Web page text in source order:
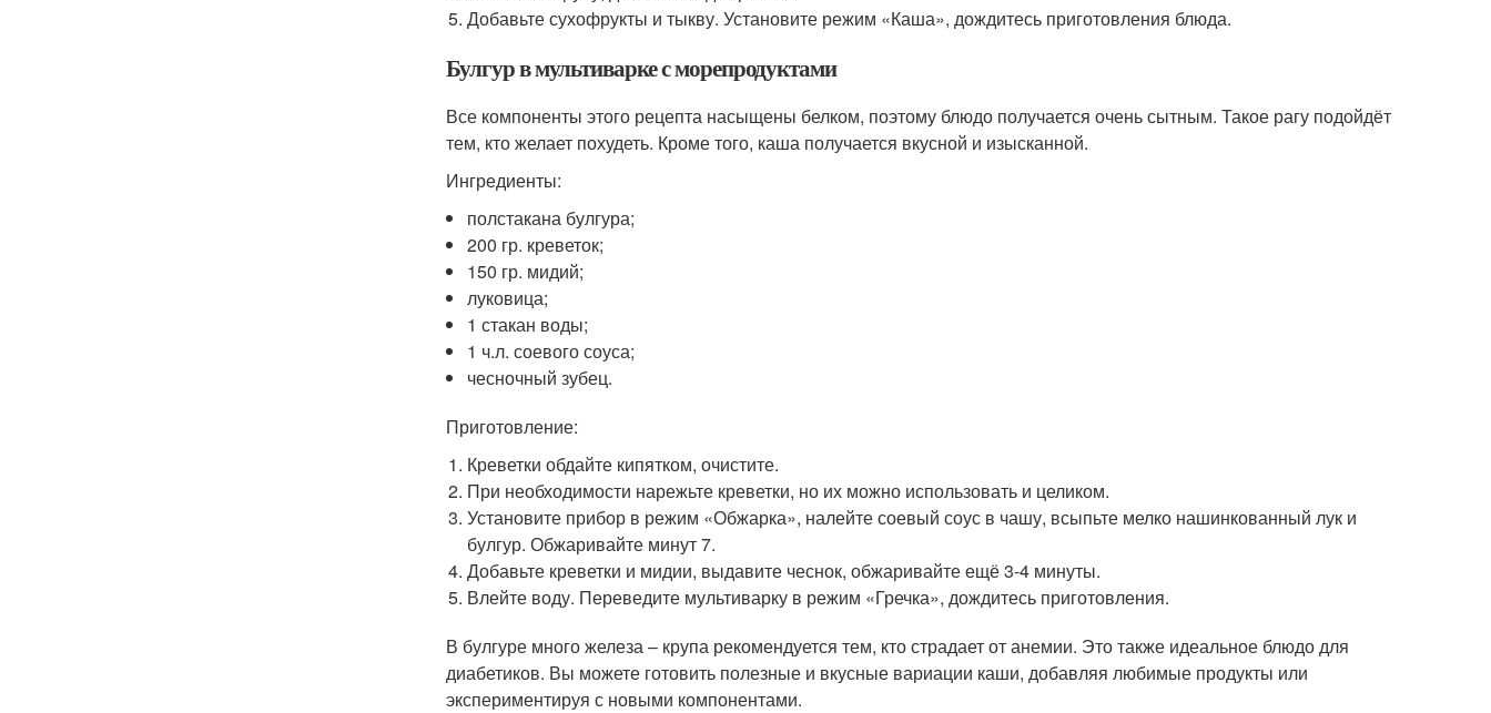
Добавьте сухофрукты и тыкву. Установите режим «Каша», дождитесь приготовления блюда.
Булгур в мультиварке с морепродуктами
Все компоненты этого рецепта насыщены белком, поэтому блюдо получается очень сытным. Такое рагу подойдёт
тем, кто желает похудеть. Кроме того, каша получается вкусной и изысканной.
Ингредиенты:
полстакана булгура;
200 гр. креветок;
150 гр. мидий;
луковица;
1 стакан воды;
1 ч.л. соевого соуса;
чесночный зубец.
Приготовление:
Креветки обдайте кипятком, очистите.
При необходимости нарежьте креветки, но их можно использовать и целиком.
Установите прибор в режим «Обжарка», налейте соевый соус в чашу, всыпьте мелко нашинкованный лук и
булгур. Обжаривайте минут 7.
Добавьте креветки и мидии, выдавите чеснок, обжаривайте ещё 3-4 минуты.
Влейте воду. Переведите мультиварку в режим «Гречка», дождитесь приготовления.
В булгуре много железа – крупа рекомендуется тем, кто страдает от анемии. Это также идеальное блюдо для
диабетиков. Вы можете готовить полезные и вкусные вариации каши, добавляя любимые продукты или
экспериментируя с новыми компонентами.